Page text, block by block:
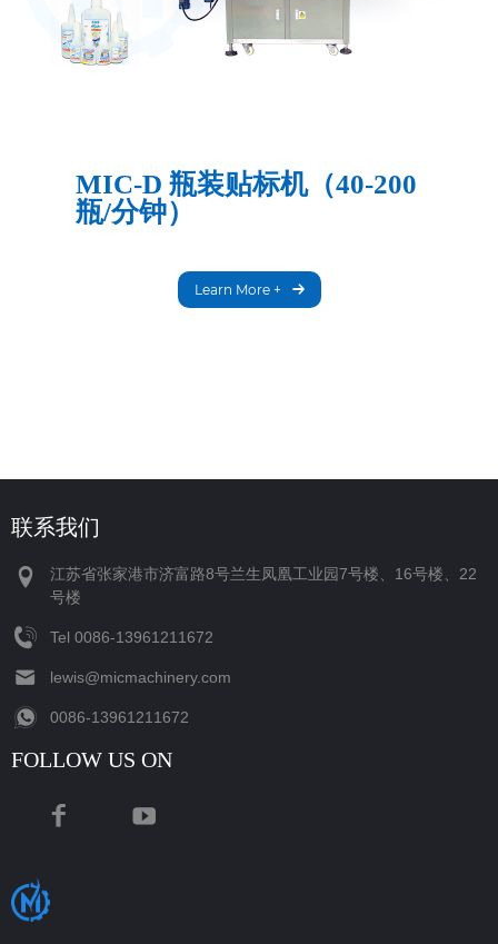
MIC-D 瓶装贴标机（40-200
瓶/分钟）
Learn More +
联系我们
江苏省张家港市济富路8号兰生凤凰工业园7号楼、16号楼、22
号楼
Tel ‪0086-13961211672‬
lewis@micmachinery.com
‪0086-13961211672‬
FOLLOW US ON